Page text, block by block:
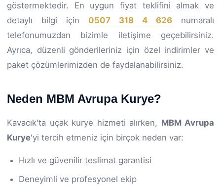
göstermektedir. En uygun fiyat teklifini almak ve
detaylı bilgi için 0507 318 4 626 numaralı
telefonumuzdan bizimle iletişime geçebilirsiniz.
Ayrıca, düzenli gönderileriniz için özel indirimler ve
paket çözümlerimizden de faydalanabilirsiniz.
Neden MBM Avrupa Kurye?
Kavacık'ta uçak kurye hizmeti alırken, MBM Avrupa
Kurye'yi tercih etmeniz için birçok neden var:
Hızlı ve güvenilir teslimat garantisi
Deneyimli ve profesyonel ekip